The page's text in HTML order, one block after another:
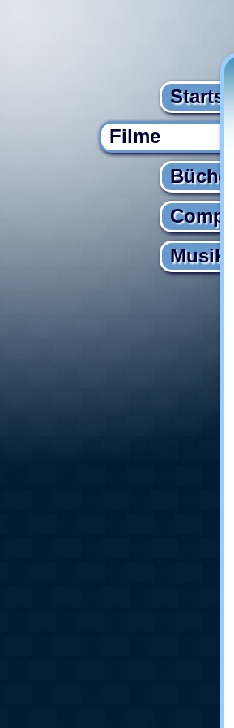
Filme
Bücher
Musik